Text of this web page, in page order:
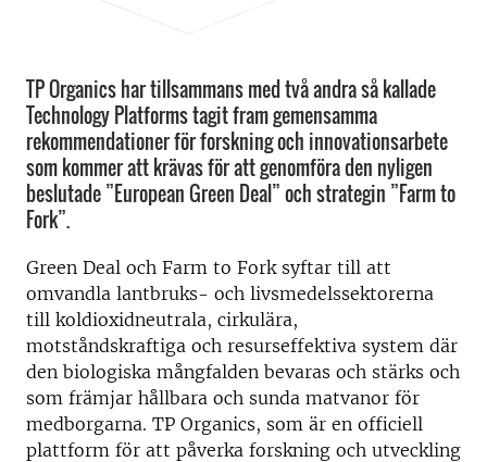
TP Organics har tillsammans med två andra så kallade
Technology Platforms tagit fram gemensamma
rekommendationer för forskning och innovationsarbete
som kommer att krävas för att genomföra den nyligen
beslutade ”European Green Deal” och strategin ”Farm to
Fork”.
Green Deal och Farm to Fork syftar till att
omvandla lantbruks- och livsmedelssektorerna
till koldioxidneutrala, cirkulära,
motståndskraftiga och resurseffektiva system där
den biologiska mångfalden bevaras och stärks och
som främjar hållbara och sunda matvanor för
medborgarna. TP Organics, som är en officiell
plattform för att påverka forskning och utveckling